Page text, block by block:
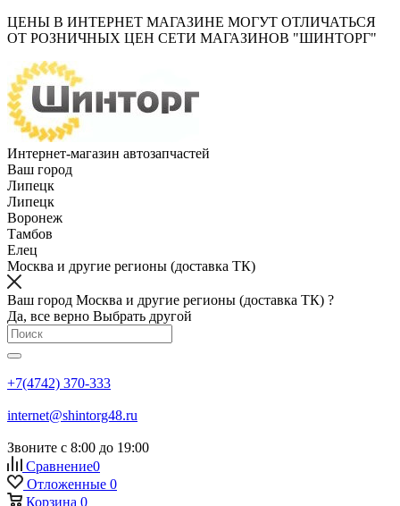
ЦЕНЫ В ИНТЕРНЕТ МАГАЗИНЕ МОГУТ ОТЛИЧАТЬСЯ
ОТ РОЗНИЧНЫХ ЦЕН СЕТИ МАГАЗИНОВ "ШИНТОРГ"
Интернет-магазин автозапчастей
Ваш город
Липецк
Липецк
Воронеж
Тамбов
Елец
Москва и другие регионы (доставка ТК)
Ваш город Москва и другие регионы (доставка ТК) ?
Да, все верно Выбрать другой
+7(4742) 370-333
internet@shintorg48.ru
Звоните с 8:00 до 19:00
Сравнение0
Отложенные 0
Корзина 0